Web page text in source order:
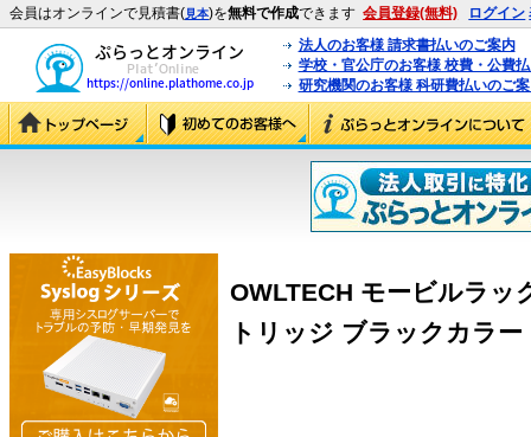
会員はオンラインで見積書(見本)を無料で作成できます 会員登録(無料) ログイン
法人のお客様 請求書払いのご案内
学校・官公庁のお客様 校費・公費
研究機関のお客様 科研費払いのご
OWLTECH モービルラッ
トリッジ ブラックカラ